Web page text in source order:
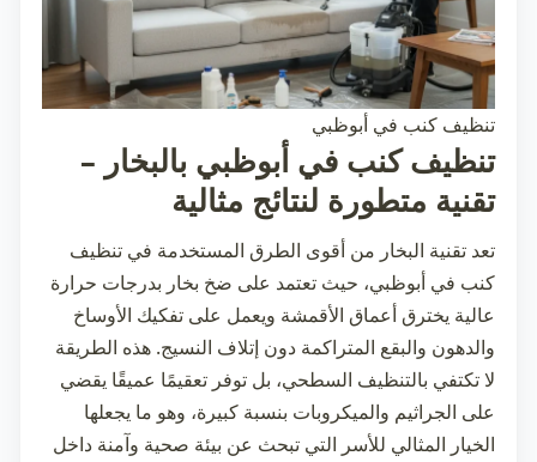
تنظيف كنب في أبوظبي
تنظيف كنب في أبوظبي بالبخار –
تقنية متطورة لنتائج مثالية
تعد تقنية البخار من أقوى الطرق المستخدمة في تنظيف
كنب في أبوظبي، حيث تعتمد على ضخ بخار بدرجات حرارة
عالية يخترق أعماق الأقمشة ويعمل على تفكيك الأوساخ
والدهون والبقع المتراكمة دون إتلاف النسيج. هذه الطريقة
لا تكتفي بالتنظيف السطحي، بل توفر تعقيمًا عميقًا يقضي
على الجراثيم والميكروبات بنسبة كبيرة، وهو ما يجعلها
الخيار المثالي للأسر التي تبحث عن بيئة صحية وآمنة داخل